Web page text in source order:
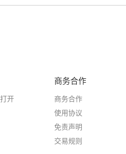
开
商务合作
商务合作
使用协议
免责声明
交易规则